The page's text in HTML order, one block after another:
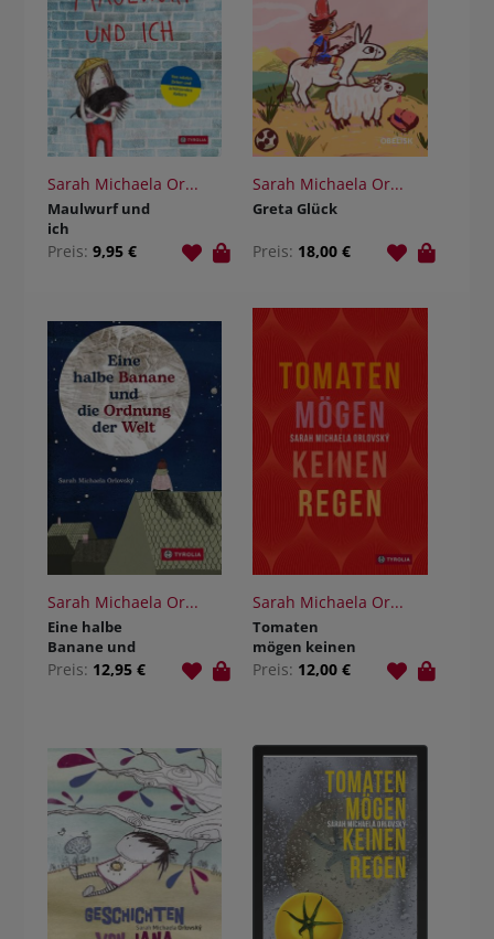
Sarah Michaela Or...
Maulwurf und
ich
Preis: 9,95 €
Sarah Michaela Or...
Greta Glück
Preis: 18,00 €
Sarah Michaela Or...
Eine halbe
Banane und
die Ordnung
Preis: 12,95 €
Sarah Michaela Or...
Tomaten
mögen keinen
Regen
Preis: 12,00 €